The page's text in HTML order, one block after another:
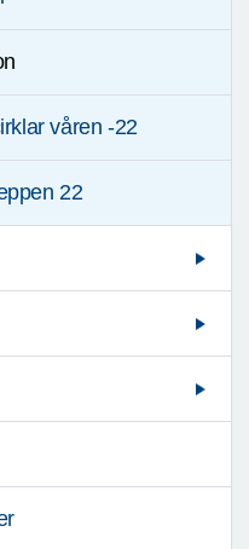
våren -22
22